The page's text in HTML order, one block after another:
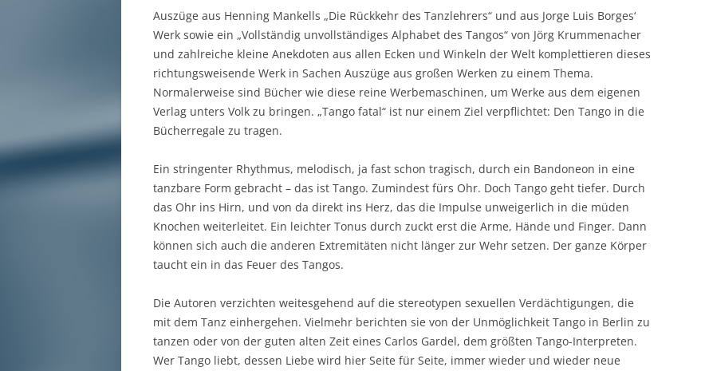
Auszüge aus Henning Mankells „Die Rückkehr des Tanzlehrers“ und aus Jorge Luis Borges‘
Werk sowie ein „Vollständig unvollständiges Alphabet des Tangos“ von Jörg Krummenacher
und zahlreiche kleine Anekdoten aus allen Ecken und Winkeln der Welt komplettieren dieses
richtungsweisende Werk in Sachen Auszüge aus großen Werken zu einem Thema.
Normalerweise sind Bücher wie diese reine Werbemaschinen, um Werke aus dem eigenen
Verlag unters Volk zu bringen. „Tango fatal“ ist nur einem Ziel verpflichtet: Den Tango in die
Bücherregale zu tragen.
Ein stringenter Rhythmus, melodisch, ja fast schon tragisch, durch ein Bandoneon in eine
tanzbare Form gebracht – das ist Tango. Zumindest fürs Ohr. Doch Tango geht tiefer. Durch
das Ohr ins Hirn, und von da direkt ins Herz, das die Impulse unweigerlich in die müden
Knochen weiterleitet. Ein leichter Tonus durch zuckt erst die Arme, Hände und Finger. Dann
können sich auch die anderen Extremitäten nicht länger zur Wehr setzen. Der ganze Körper
taucht ein in das Feuer des Tangos.
Die Autoren verzichten weitesgehend auf die stereotypen sexuellen Verdächtigungen, die
mit dem Tanz einhergehen. Vielmehr berichten sie von der Unmöglichkeit Tango in Berlin zu
tanzen oder von der guten alten Zeit eines Carlos Gardel, dem größten Tango-Interpreten.
Wer Tango liebt, dessen Liebe wird hier Seite für Seite, immer wieder und wieder neue